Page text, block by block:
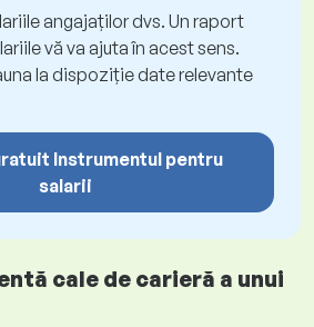
angajaților dvs. Un raport
vă va ajuta în acest sens.
la dispoziție date relevante
Instrumentul pentru
salarii
cale de carieră a unui